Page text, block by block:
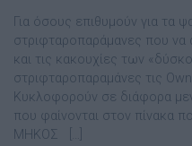
Για όσους επιθυµούν για τα
στριφταροπαράµανες που να
και τις κακουχίες των
στριφταροπαραµάνες τις
Κυκλοφορούν σε διάφορα
που φαίνονται στον
ΜΗΚΟΣ […]